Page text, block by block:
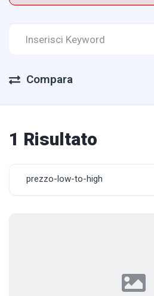
Compara
1 Risultato
prezzo-low-to-high